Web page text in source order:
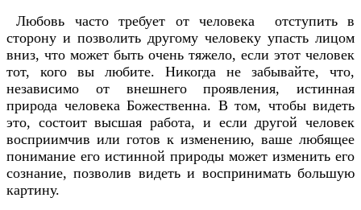
Любовь часто требует от человека отступить в
сторону и позволить другому человеку упасть лицом
вниз, что может быть очень тяжело, если этот человек
тот, кого вы любите. Никогда не забывайте, что,
независимо от внешнего проявления, истинная
природа человека Божественна. В том, чтобы видеть
это, состоит высшая работа, и если другой человек
восприимчив или готов к изменению, ваше любящее
понимание его истинной природы может изменить его
сознание, позволив видеть и воспринимать большую
картину.